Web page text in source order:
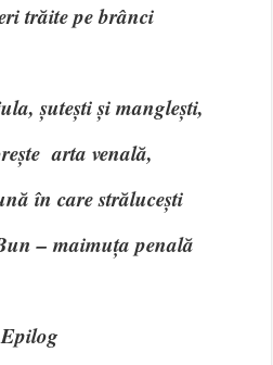
trăite pe brânci
șutești și manglești,
arta venală,
în care strălucești
– maimuța penală
Epilog